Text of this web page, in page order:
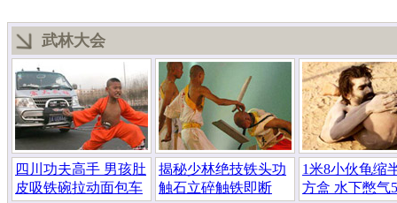
武林大会
四川功夫高手 男孩肚
皮吸铁碗拉动面包车
揭秘少林绝技铁头功
触石立碎触铁即断
1米8小伙龟缩
方盒 水下憋气